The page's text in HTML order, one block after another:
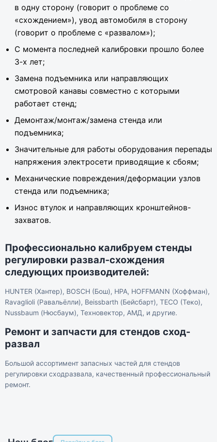
в одну сторону (говорит о проблеме со
«схождением»), увод автомобиля в сторону
(говорит о проблеме с «развалом»);
С момента последней калибровки прошло более
3-х лет;
Замена подъемника или направляющих
смотровой канавы совместно с которыми
работает стенд;
Демонтаж/монтаж/замена стенда или
подъемника;
Значительные для работы оборудования перепады
напряжения электросети приводящие к сбоям;
Механические повреждения/деформации узлов
стенда или подъемника;
Износ втулок и направляющих кронштейнов-
захватов.
Профессионально калибруем стенды
регулировки развал-схождения
следующих производителей:
HUNTER (Хантер), BOSCH (Бош), HPA, HOFFMANN (Хоффман),
Ravaglioli (Равальёлли), Beissbarth (Бейсбарт), TECO (Теко),
Nussbaum (Нюсбаум), Техновектор, АМД, и другие.
Ремонт и запчасти для стендов сход-
развал
Большой ассортимент запасных частей для стендов
регулировки сходразвала, качественный профессиональный
ремонт.